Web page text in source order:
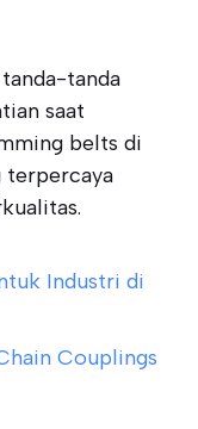
tanda
saat
belts di
terpercaya
Industri di
Couplings